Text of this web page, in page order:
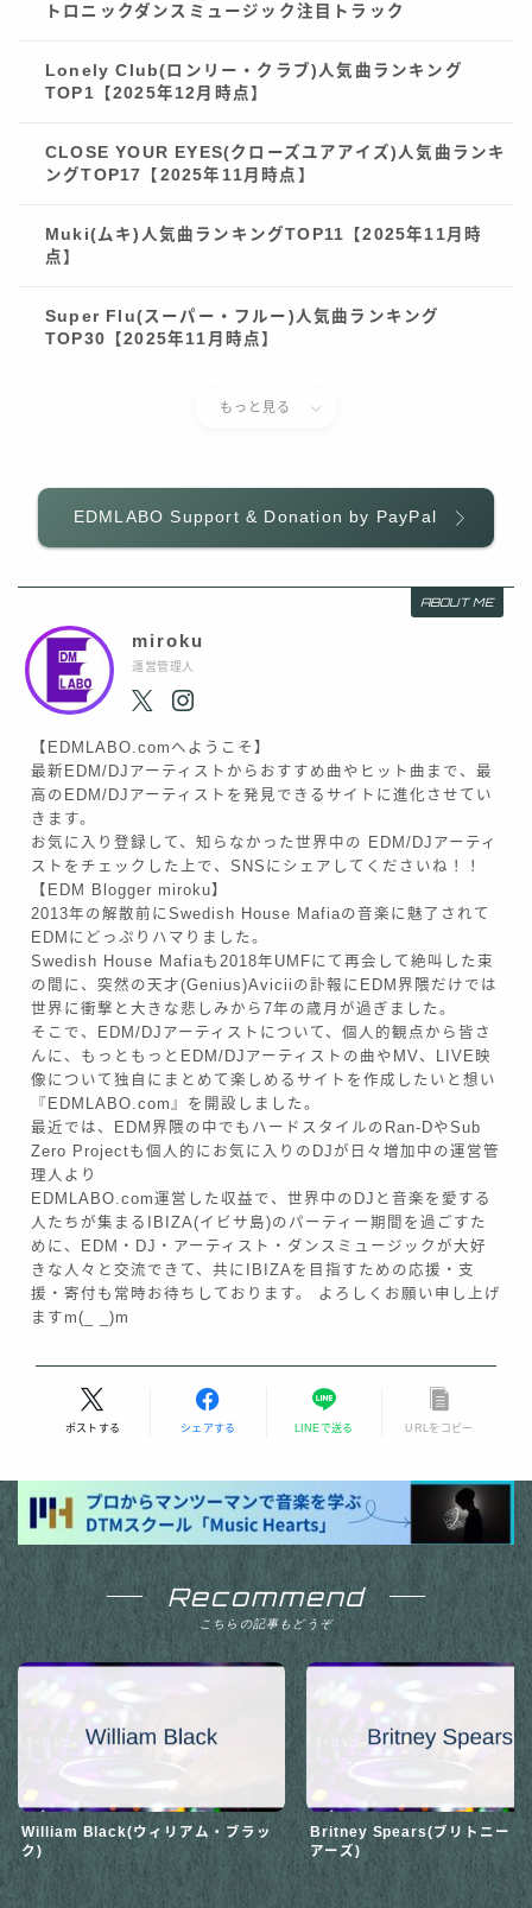
トロニックダンスミュージック注目トラック
Lonely Club(ロンリー・クラブ)人気曲ランキング
TOP1【2025年12月時点】
CLOSE YOUR EYES(クローズユアアイズ)人気曲ランキ
ングTOP17【2025年11月時点】
Muki(ムキ)人気曲ランキングTOP11【2025年11月時
点】
Super Flu(スーパー・フルー)人気曲ランキング
TOP30【2025年11月時点】
もっと見る
EDMLABO Support & Donation by PayPal
ABOUT ME
miroku
運営管理人
【EDMLABO.comへようこそ】
最新EDM/DJアーティストからおすすめ曲やヒット曲まで、最
高のEDM/DJアーティストを発見できるサイトに進化させてい
きます。
お気に入り登録して、知らなかった世界中の EDM/DJアーティ
ストをチェックした上で、SNSにシェアしてくださいね！！
【EDM Blogger miroku】
2013年の解散前にSwedish House Mafiaの音楽に魅了されて
EDMにどっぷりハマりました。
Swedish House Mafiaも2018年UMFにて再会して絶叫した束
の間に、突然の天才(Genius)Aviciiの訃報にEDM界隈だけでは
世界に衝撃と大きな悲しみから7年の歳月が過ぎました。
そこで、EDM/DJアーティストについて、個人的観点から皆さ
んに、もっともっとEDM/DJアーティストの曲やMV、LIVE映
像について独自にまとめて楽しめるサイトを作成したいと想い
『EDMLABO.com』を開設しました。
最近では、EDM界隈の中でもハードスタイルのRan-DやSub
Zero Projectも個人的にお気に入りのDJが日々増加中の運営管
理人より
EDMLABO.com運営した収益で、世界中のDJと音楽を愛する
人たちが集まるIBIZA(イビサ島)のパーティー期間を過ごすた
めに、EDM・DJ・アーティスト・ダンスミュージックが大好
きな人々と交流できて、共にIBIZAを目指すための応援・支
援・寄付も常時お待ちしております。 よろしくお願い申し上げ
ますm(_ _)m
ポストする シェアする LINEで送る URLをコピー
Recommend
こちらの記事もどうぞ
William Black(ウィリアム・ブラッ
ク)
Britney Spears(ブリトニー・
アーズ)
2025.10.23